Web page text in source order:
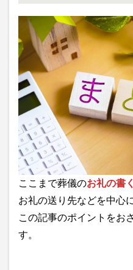
ここまで葬儀のお礼の書
お礼の送り先などを中心
この記事のポイントをお
す。